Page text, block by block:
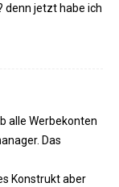
denn jetzt habe ich
alle Werbekonten
Das
Konstrukt aber